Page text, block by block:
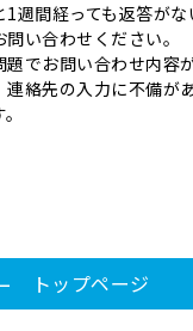
1週間経っても返答が
い合わせください。
題でお問い合わせ内容
連絡先の入力に不備が
トップページ